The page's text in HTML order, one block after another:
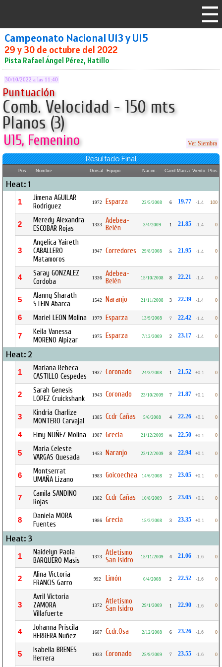
Campeonato Nacional U13 y U15
29 y 30 de octubre del 2022
Pista Rafael Ángel Pérez, Hatillo
30/10/2022 a las 11:40
Puntuación
Comb. Velocidad - 150 mts
Planos (3)
U15, Femenino Ver Siembra
Resultado Final
Pos Nombre Dorsal Equipo Nacim. Carril Marca Viento Ptos
Heat: 1
1
Jimena AGUILAR
Rodriguez
1972 Esparza 22/5/2008 6 19.77 -1.4 100
2
Meredy Alexandra
ESCOBAR Rojas
1333
Adebea-
Belén
3/4/2009 1 21.85 -1.4 0
3
Angelica Yaireth
CABALLERO
Matamoros
1947 Corredores 29/8/2008 5 21.95 -1.4 0
4
Saray GONZALEZ
Cordoba
1336
Adebea-
Belén
15/10/2008 8 22.21 -1.4 0
5
Alanny Sharath
STEIN Abarca
1542 Naranjo 21/11/2008 3 22.39 -1.4 0
6 Mariel LEON Molina 1979 Esparza 13/9/2008 7 22.42 -1.4 0
7
Keila Vanessa
MORENO Alpizar
1975 Esparza 7/12/2009 2 23.17 -1.4 0
Heat: 2
1
Mariana Rebeca
CASTILLO Cespedes
1937 Coronado 24/3/2008 1 21.52 +0.1 0
2
Sarah Genesis
LOPEZ Cruickshank
1943 Coronado 23/10/2009 7 21.87 +0.1 0
3
Kindria Charlize
MONTERO Carvajal
1385 Ccdr Cañas 5/6/2008 4 22.26 +0.1 0
4 Eimy NUÑEZ Molina 1987 Grecia 21/12/2009 6 22.50 +0.1 0
5
Maria Celeste
VARGAS Quesada
1453 Naranjo 23/12/2009 8 22.94 +0.1 0
6
Montserrat
UMAÑA Lizano
1983 Goicoechea 14/6/2008 2 23.05 +0.1 0
7
Camila SANDINO
Rojas
1382 Ccdr Cañas 10/8/2009 5 23.05 +0.1 0
8
Daniela MORA
Fuentes
1986 Grecia 15/2/2008 3 23.35 +0.1 0
Heat: 3
1
Naidelyn Paola
BARQUERO Masis
1373
Atletismo
San Isidro
15/11/2009 4 21.06 -1.6 0
2
Alina Victoria
FRANCIS Garro
992 Limón 6/4/2008 2 22.52 -1.6 0
3
Avril Victoria
ZAMORA
Villafuerte
1372
Atletismo
San Isidro
29/1/2009 1 22.90 -1.6 0
4
Johanna Priscila
HERRERA Nuñez
1687 Ccdr.Osa 2/12/2008 6 23.26 -1.6 0
5
Isabella BRENES
Herrera
1933 Coronado 25/9/2009 7 23.55 -1.6 0